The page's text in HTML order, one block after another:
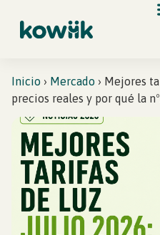
Inicio › Mercado › Mejores
precios reales y por qué la